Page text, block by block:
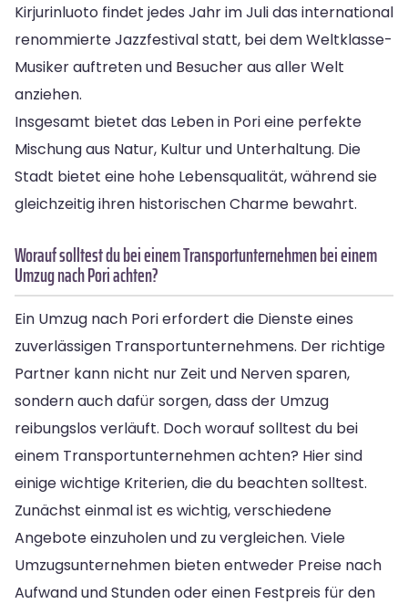
Kirjurinluoto findet jedes Jahr im Juli das international
renommierte Jazzfestival statt, bei dem Weltklasse-
Musiker auftreten und Besucher aus aller Welt
anziehen.
Insgesamt bietet das Leben in Pori eine perfekte
Mischung aus Natur, Kultur und Unterhaltung. Die
Stadt bietet eine hohe Lebensqualität, während sie
gleichzeitig ihren historischen Charme bewahrt.
Worauf solltest du bei einem Transportunternehmen bei einem
Umzug nach Pori achten?
Ein Umzug nach Pori erfordert die Dienste eines
zuverlässigen Transportunternehmens. Der richtige
Partner kann nicht nur Zeit und Nerven sparen,
sondern auch dafür sorgen, dass der Umzug
reibungslos verläuft. Doch worauf solltest du bei
einem Transportunternehmen achten? Hier sind
einige wichtige Kriterien, die du beachten solltest.
Zunächst einmal ist es wichtig, verschiedene
Angebote einzuholen und zu vergleichen. Viele
Umzugsunternehmen bieten entweder Preise nach
Aufwand und Stunden oder einen Festpreis für den